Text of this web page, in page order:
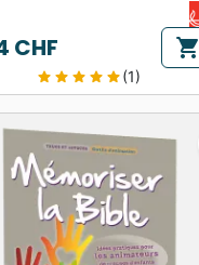
CHF shopping_cart
star star star star star(1)